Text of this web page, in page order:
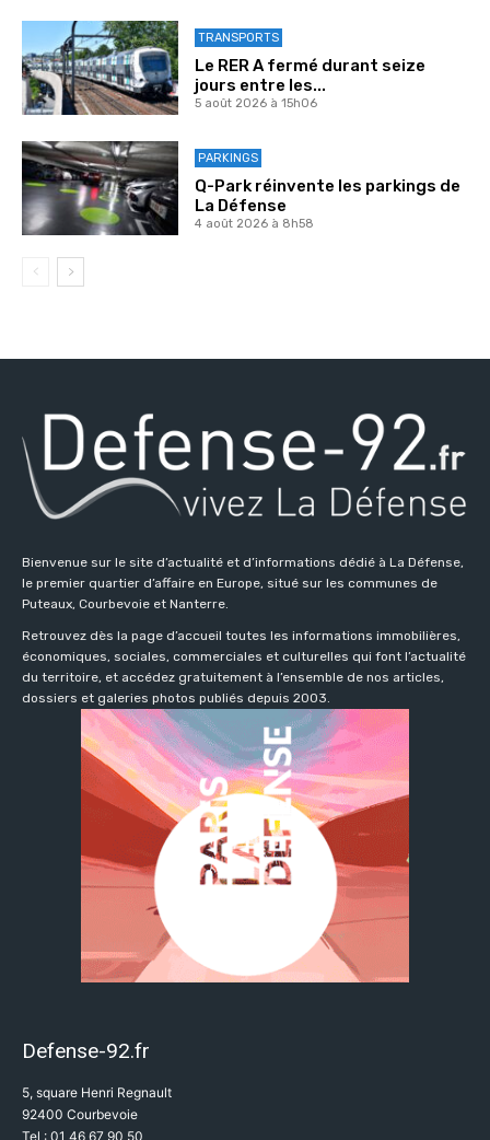
TRANSPORTS
Le RER A fermé durant seize
jours entre les...
5 août 2026 à 15h06
PARKINGS
Q-Park réinvente les parkings de
La Défense
4 août 2026 à 8h58
Bienvenue sur le site d’actualité et d’informations dédié à La Défense,
le premier quartier d’affaire en Europe, situé sur les communes de
Puteaux, Courbevoie et Nanterre.
Retrouvez dès la page d’accueil toutes les informations immobilières,
économiques, sociales, commerciales et culturelles qui font l’actualité
du territoire, et accédez gratuitement à l’ensemble de nos articles,
dossiers et galeries photos publiés depuis 2003.
Defense-92.fr
5, square Henri Regnault
92400 Courbevoie
Tel : 01 46 67 90 50